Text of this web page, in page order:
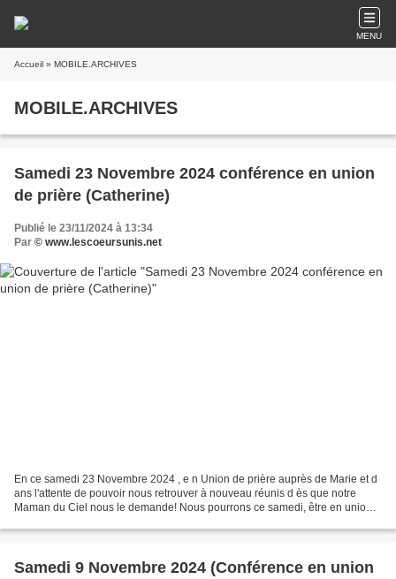
MENU
Accueil » MOBILE.ARCHIVES
MOBILE.ARCHIVES
Samedi 23 Novembre 2024 conférence en union
de prière (Catherine)
Publié le 23/11/2024 à 13:34
Par © www.lescoeursunis.net
En ce samedi 23 Novembre 2024 , e n Union de prière auprès de Marie et d
ans l'attente de pouvoir nous retrouver à nouveau réunis d ès que notre
Maman du Ciel nous le demande! Nous pourrons ce samedi, être en union
Samedi 9 Novembre 2024 (Conférence en union